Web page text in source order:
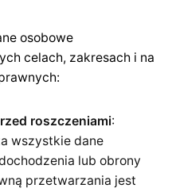
osobowe
celach, zakresach i na
roszczeniami:
wszystkie dane
lub obrony
przetwarzania jest